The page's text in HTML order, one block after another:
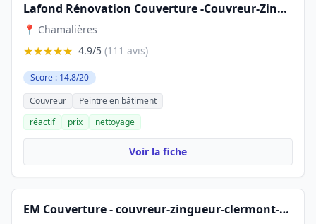
Lafond Rénovation Couverture -Couvreur-Zingueur-Clermont-Ferrand
📍 Chamalières
★★★★★ 4.9/5 (111 avis)
Score : 14.8/20
Couvreur
Peintre en bâtiment
réactif
prix nettoyage
Voir la fiche
EM Couverture - couvreur-zingueur-clermont-ferrand